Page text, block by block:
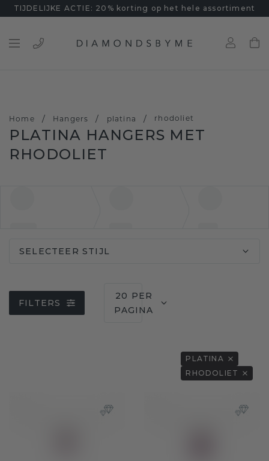
TIJDELIJKE ACTIE: 20% korting op het hele assortiment
Home / Hangers / platina / rhodoliet
PLATINA HANGERS MET
RHODOLIET
SELECTEER STIJL
FILTERS
20 PER
PAGINA
PLATINA
RHODOLIET